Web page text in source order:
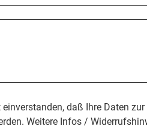
daß Ihre Daten
Weitere Infos /